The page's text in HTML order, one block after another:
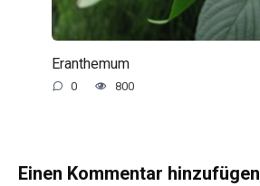
Eranthemum
0 800
Einen Kommentar hinzufügen